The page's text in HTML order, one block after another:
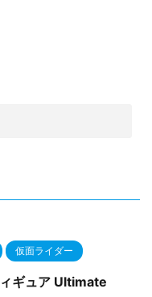
仮面ライダー
ギュア Ultimate